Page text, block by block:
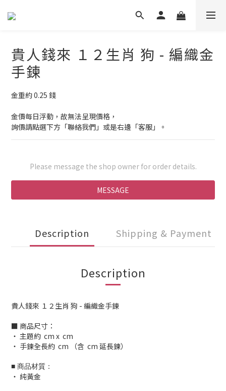
貴人錢來 １２生肖 狗 - 編織金
手鍊
金重約 0.25 錢
金價每日浮動，故無法呈現價格，
詢價請點選下方「聯絡我們」或是右邊「客服」。
Please message the shop owner for order details.
MESSAGE
Description Shipping & Payment
Description
貴人錢來 １２生肖 狗 - 編織金手鍊
■ 商品尺寸：
‧ 主題約 cm x cm
‧ 手鍊全長約 cm （含 cm 延長鍊）
■ 商品材質：
‧ 純黃金